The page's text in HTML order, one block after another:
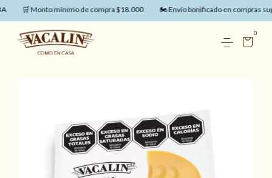
🛒 Monto mínimo de compra $18.000 🏍️ Envío bonificado en compras
0